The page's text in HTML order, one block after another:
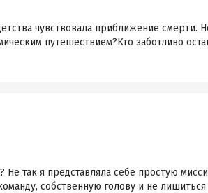
чувствовала приближение смерти.
путешествием?Кто заботливо
Не так я представляла себе простую
собственную голову и не